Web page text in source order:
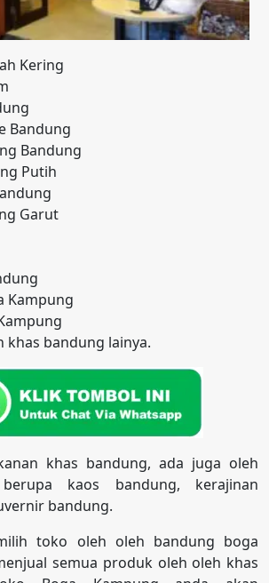
Kering
Bandung
Bandung
Putih
Garut
Kampung
khas bandung lainya.
khas bandung, ada juga oleh
kaos bandung, kerajinan
bandung.
toko oleh oleh bandung boga
semua produk oleh oleh khas